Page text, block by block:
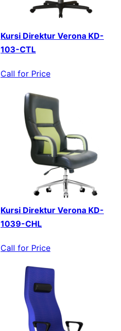
Kursi Direktur Verona KD-
103-CTL
Call for Price
Kursi Direktur Verona KD-
1039-CHL
Call for Price